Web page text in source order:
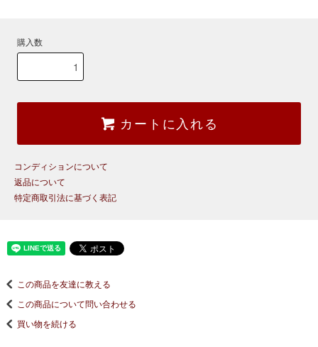
購入数
カートに入れる
コンディションについて
返品について
特定商取引法に基づく表記
この商品を友達に教える
この商品について問い合わせる
買い物を続ける